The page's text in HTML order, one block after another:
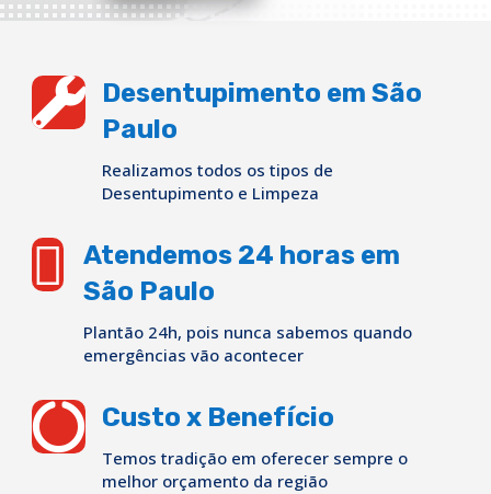

Desentupimento em São
Paulo
Realizamos todos os tipos de
Desentupimento e Limpeza

Atendemos 24 horas em
São Paulo
Plantão 24h, pois nunca sabemos quando
emergências vão acontecer
 Custo x Benefício
Temos tradição em oferecer sempre o
melhor orçamento da região